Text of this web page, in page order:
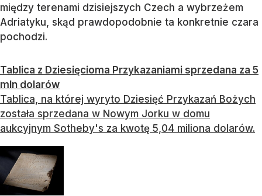
między terenami dzisiejszych Czech a wybrzeżem
Adriatyku, skąd prawdopodobnie ta konkretnie czara
pochodzi.
Tablica z Dziesięcioma Przykazaniami sprzedana za 5
mln dolarów
Tablica, na której wyryto Dziesięć Przykazań Bożych
została sprzedana w Nowym Jorku w domu
aukcyjnym Sotheby's za kwotę 5,04 miliona dolarów.